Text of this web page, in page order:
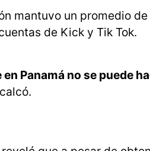
mantuvo un promedio de
de Kick y Tik Tok.
en Panamá no se puede